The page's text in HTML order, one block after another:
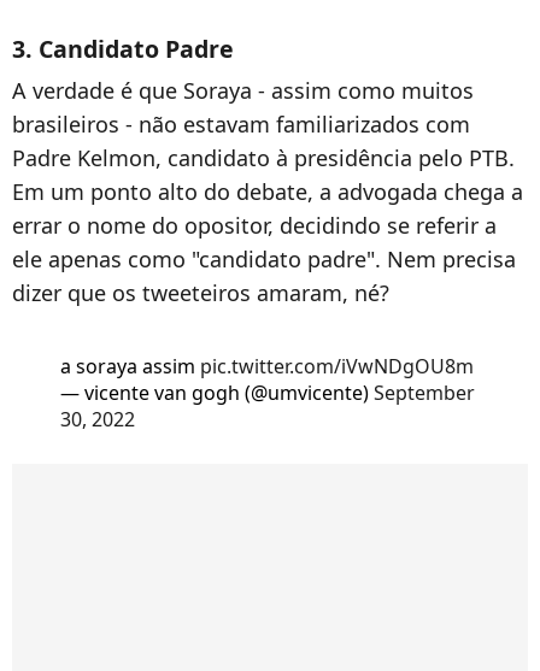
3. Candidato Padre
A verdade é que Soraya - assim como muitos
brasileiros - não estavam familiarizados com
Padre Kelmon, candidato à presidência pelo PTB.
Em um ponto alto do debate, a advogada chega a
errar o nome do opositor, decidindo se referir a
ele apenas como "candidato padre". Nem precisa
dizer que os tweeteiros amaram, né?
a soraya assim pic.twitter.com/iVwNDgOU8m
— vicente van gogh (@umvicente)September
30, 2022